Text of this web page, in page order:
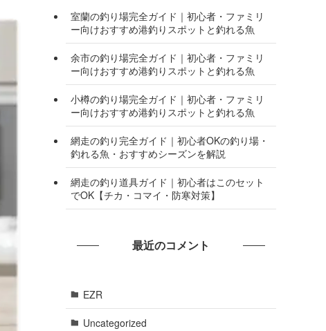
室蘭の釣り場完全ガイド｜初心者・ファミリ
ー向けおすすめ港釣りスポットと釣れる魚
余市の釣り場完全ガイド｜初心者・ファミリ
ー向けおすすめ港釣りスポットと釣れる魚
小樽の釣り場完全ガイド｜初心者・ファミリ
ー向けおすすめ港釣りスポットと釣れる魚
網走の釣り完全ガイド｜初心者OKの釣り場・
釣れる魚・おすすめシーズンを解説
網走の釣り道具ガイド｜初心者はこのセット
でOK【チカ・コマイ・防寒対策】
最近のコメント
EZR
Uncategorized